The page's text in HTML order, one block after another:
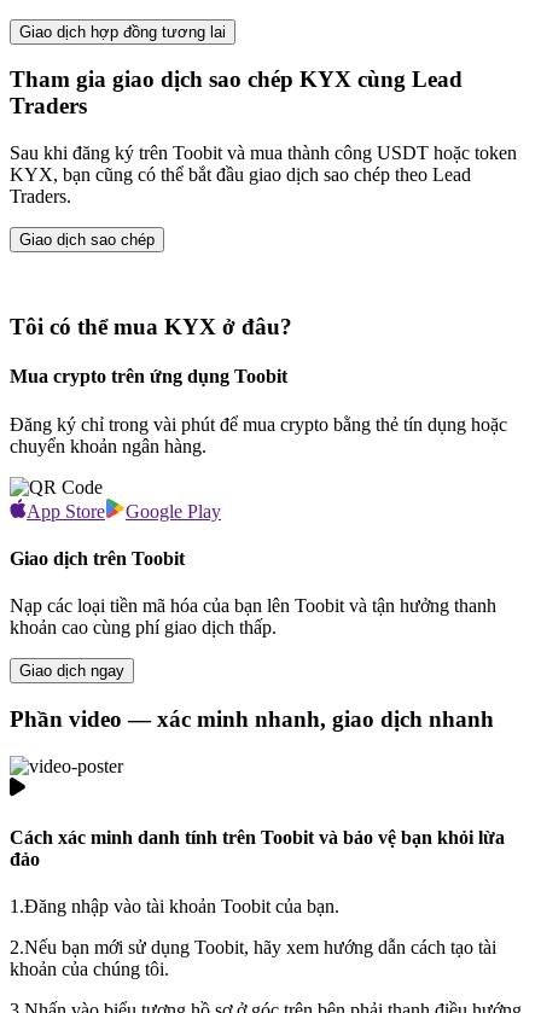
Giao dịch hợp đồng tương lai
Tham gia giao dịch sao chép KYX cùng Lead
Traders
Sau khi đăng ký trên Toobit và mua thành công USDT hoặc token
KYX, bạn cũng có thể bắt đầu giao dịch sao chép theo Lead
Traders.
Giao dịch sao chép
Tôi có thể mua KYX ở đâu?
Mua crypto trên ứng dụng Toobit
Đăng ký chỉ trong vài phút để mua crypto bằng thẻ tín dụng hoặc
chuyển khoản ngân hàng.
App Store Google Play
Giao dịch trên Toobit
Nạp các loại tiền mã hóa của bạn lên Toobit và tận hưởng thanh
khoản cao cùng phí giao dịch thấp.
Giao dịch ngay
Phần video — xác minh nhanh, giao dịch nhanh
Cách xác minh danh tính trên Toobit và bảo vệ bạn khỏi lừa
đảo
1.Đăng nhập vào tài khoản Toobit của bạn.
2.Nếu bạn mới sử dụng Toobit, hãy xem hướng dẫn cách tạo tài
khoản của chúng tôi.